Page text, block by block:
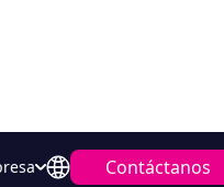
Contáctanos